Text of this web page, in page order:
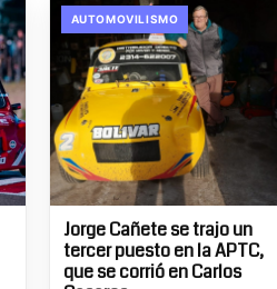
AUTOMOVILISMO
Jorge Cañete se trajo un
tercer puesto en la APTC,
que se corrió en Carlos